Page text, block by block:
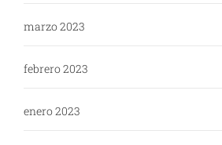
marzo 2023
febrero 2023
enero 2023